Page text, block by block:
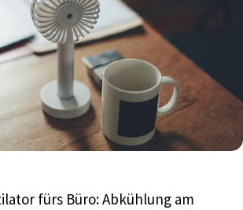
fürs Büro: Abkühlung am